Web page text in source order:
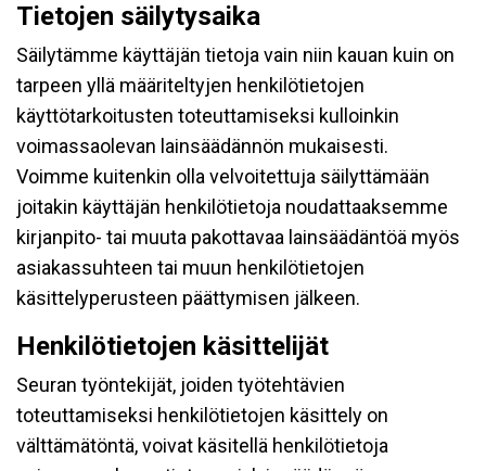
Tietojen säilytysaika
Säilytämme käyttäjän tietoja vain niin kauan kuin on
tarpeen yllä määriteltyjen henkilötietojen
käyttötarkoitusten toteuttamiseksi kulloinkin
voimassaolevan lainsäädännön mukaisesti.
Voimme kuitenkin olla velvoitettuja säilyttämään
joitakin käyttäjän henkilötietoja noudattaaksemme
kirjanpito- tai muuta pakottavaa lainsäädäntöä myös
asiakassuhteen tai muun henkilötietojen
käsittelyperusteen päättymisen jälkeen.
Henkilötietojen käsittelijät
Seuran työntekijät, joiden työtehtävien
toteuttamiseksi henkilötietojen käsittely on
välttämätöntä, voivat käsitellä henkilötietoja